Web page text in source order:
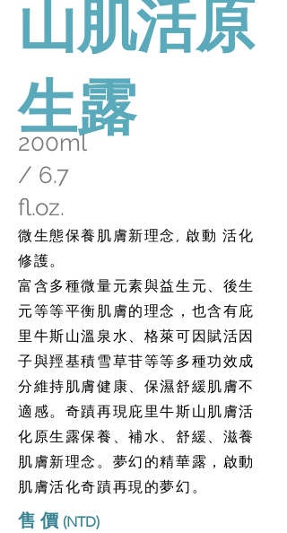
山肌活原
生露
200ml
/ 6.7
fl.oz.
微生態保養肌膚新理念, 啟動 活化
修護。
富含多種微量元素與益生元、後生
元等等平衡肌膚的理念，也含有庇
里牛斯山溫泉水、格萊可因賦活因
子與羥基積雪草苷等等多種功效成
分維持肌膚健康、保濕舒緩肌膚不
適感。奇蹟再現庇里牛斯山肌膚活
化原生露保養、補水、舒緩、滋養
肌膚新理念。夢幻的精華露，啟動
肌膚活化奇蹟再現的夢幻。
​售 價 (NTD)